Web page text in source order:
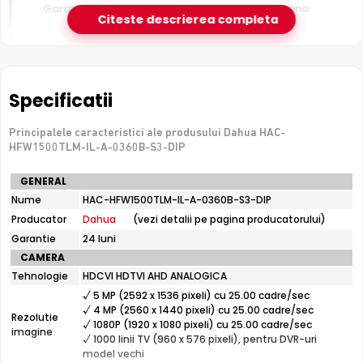
Garantie 24 luni si suport tehnic gratuit in romana
conecteaza direct la retea
e-Camere.ro recomanda acest produs pentru:
Smart Dual Light
Dahua HAC-HFW1500TLM-IL-A-0360B-S3-DIP combina
infrarosu
functioneaza in mod IR discret, iar cand detecteaza o
miscare, comuta automat pe lumina alba pentru imagini
color clare ale evenimentului.
Citeste descrierea completa
Specificatii
Principalele caracteristici ale produsului Dahua HAC-
HFW1500TLM-IL-A-0360B-S3-DIP
Specificatii
tehnice
Dahua
HAC-
HFW1500TLM-
IL-
A-
0360B-
GENERAL
Nume
HAC-HFW1500TLM-IL-A-0360B-S3-DIP
Producator
Dahua
(vezi detalii pe pagina producatorului)
Garantie
24 luni
CAMERA
Tehnologie
HDCVI HDTVI AHD ANALOGICA
Rezolutie
imagine
√ 5 MP (2592 x 1536 pixeli) cu 25.00 cadre/sec
√ 4 MP (2560 x 1440 pixeli) cu 25.00 cadre/sec
√ 1080P (1920 x 1080 pixeli) cu 25.00 cadre/sec
√ 1000 linii TV (960 x 576 pixeli), pentru DVR-uri
model vechi